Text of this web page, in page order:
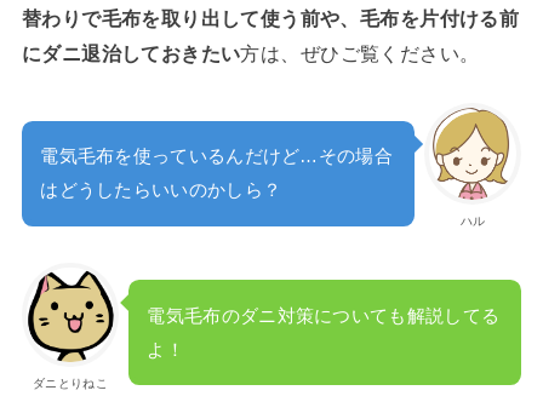
替わりで毛布を取り出して使う前や、毛布を片付ける前
にダニ退治しておきたい方は、ぜひご覧ください。
ハル
電気毛布を使っているんだけど…その場合
はどうしたらいいのかしら？
ダニとりねこ
電気毛布のダニ対策についても解説してる
よ！